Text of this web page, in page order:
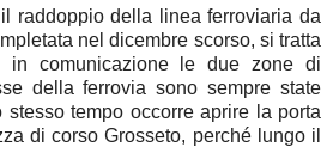
raddoppio della linea ferroviaria da
nel dicembre scorso, si tratta
in comunicazione le due zone di
della ferrovia sono sempre state
tempo occorre aprire la porta
di corso Grosseto, perché lungo il